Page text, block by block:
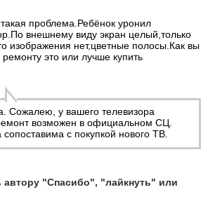
проблема.Ребёнок уронил
внешнему виду экран целый,только
изображения нет,цветные полосы.Как вы
это или лучше купить
Сожалею, у вашего телевизора
возможен в официальном СЦ.
с покупкой нового ТВ.
автору "Спасибо", "лайкнуть" или